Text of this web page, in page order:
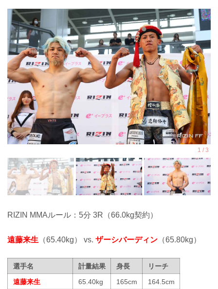
RIZIN MMAルール：5分 3R（66.0kg契約）
遠藤来生 （65.40kg） vs. ザーシバーディン （65.80kg）
選手名 計量結果 身長
リーチ
遠藤来生
65.40kg 165cm
164.5cm